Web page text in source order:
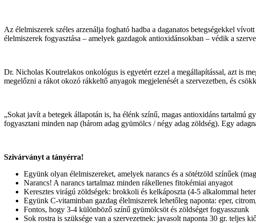
Az élelmiszerek széles arzenálja fogható hadba a daganatos betegségekkel
élelmiszerek fogyasztása – amelyek gazdagok antioxidánsokban – védik a
Dr. Nicholas Koutrelakos onkológus is egyetért ezzel a megállapítással, azt is
megelőzni a rákot okozó rákkeltő anyagok megjelenését a szervezetben, és
„Sokat javít a betegek állapotán is, ha élénk színű, magas antioxidáns tartalmú
fogyasztani minden nap (három adag gyümölcs / négy adag zöldség). Egy
Szivárványt a tányérra!
Együnk olyan élelmiszereket, amelyek narancs és a sötétzöld színűek
Narancs! A narancs tartalmaz minden rákellenes fitokémiai anyagot
Keresztes virágú zöldségek: brokkoli és kelkáposzta (4-5 alkalommal
Együnk C-vitaminban gazdag élelmiszerek lehetőleg naponta: eper,
Fontos, hogy 3-4 különböző színű gyümölcsöt és zöldséget fogyasszunk
Sok rostra is szüksége van a szervezetnek: javasolt naponta 30 gr. teljes